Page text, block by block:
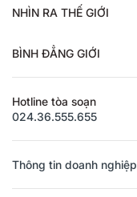
NHÌN RA THẾ GIỚI
BÌNH ĐẲNG GIỚI
Hotline tòa soạn
024.36.555.655
Thông tin doanh nghiệp